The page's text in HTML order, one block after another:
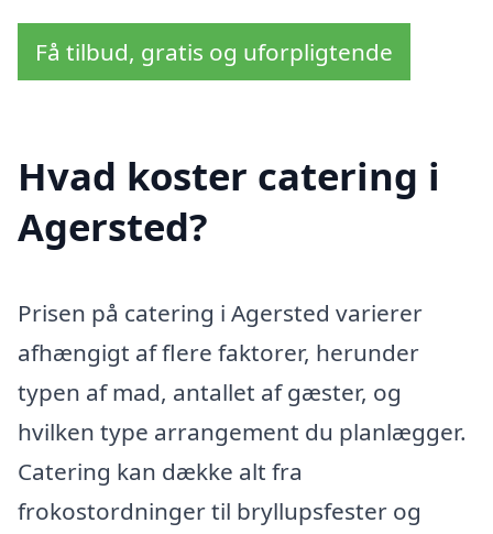
Få tilbud, gratis og uforpligtende
Hvad koster catering i
Agersted?
Prisen på catering i Agersted varierer
afhængigt af flere faktorer, herunder
typen af mad, antallet af gæster, og
hvilken type arrangement du planlægger.
Catering kan dække alt fra
frokostordninger til bryllupsfester og